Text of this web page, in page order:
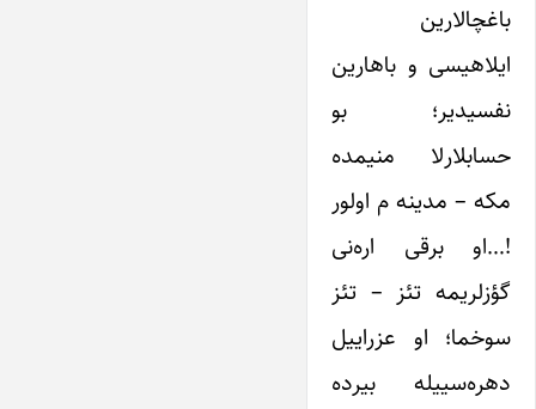
باغچالارین
ایلاهیسی و باهارین
نفسیدیر؛ بو
حسابلارلا منیمده
مکه – مدینه م اولور
!…او برقی اره‌نی
گؤزلریمه تئز – تئز
سوخما؛ او عزراییل
دهره‌سییله بیرده